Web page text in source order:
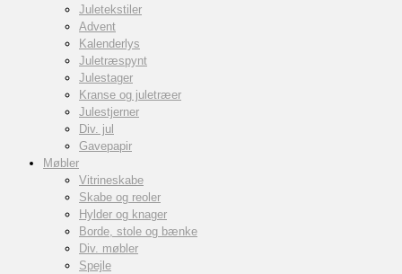
Juletekstiler
Advent
Kalenderlys
Juletræspynt
Julestager
Kranse og juletræer
Julestjerner
Div. jul
Gavepapir
Møbler
Vitrineskabe
Skabe og reoler
Hylder og knager
Borde, stole og bænke
Div. møbler
Spejle